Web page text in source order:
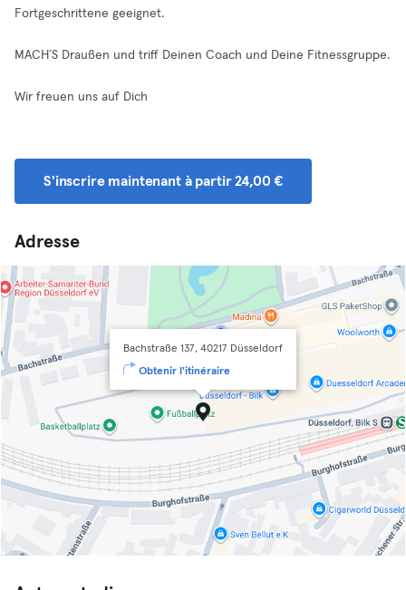
Fortgeschrittene geeignet.
MACH´S Draußen und triff Deinen Coach und Deine Fitnessgruppe.
Wir freuen uns auf Dich
S'inscrire maintenant à partir 24,00 €
Adresse
Bachstraße 137, 40217 Düsseldorf
Obtenir l'itinéraire